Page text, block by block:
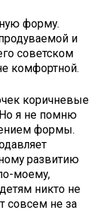
форму.
и
советском
комфортной.
коричневые
я не помню
формы.
развитию
моему,
никто не
совсем не за